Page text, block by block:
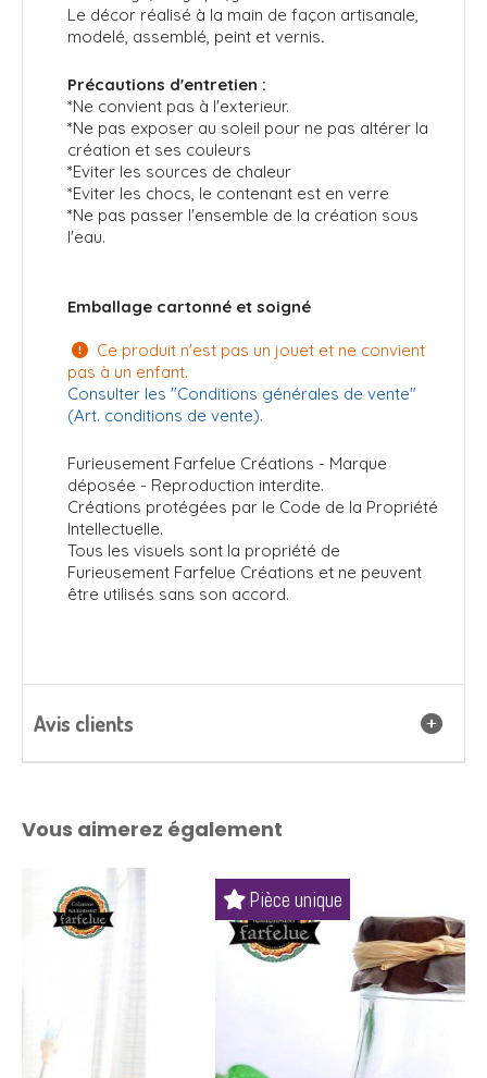
Le décor réalisé à la main de façon artisanale,
modelé, assemblé, peint et vernis.
Précautions d'entretien :
*Ne convient pas à l'exterieur.
*Ne pas exposer au soleil pour ne pas altérer la
création et ses couleurs
*Eviter les sources de chaleur
*Eviter les chocs, le contenant est en verre
*Ne pas passer l'ensemble de la création sous
l'eau.
Emballage cartonné et soigné
 Ce produit n'est pas un jouet et ne convient
pas à un enfant.
Consulter les "Conditions générales de vente"
(Art. conditions de vente).
Furieusement Farfelue Créations - Marque
déposée - Reproduction interdite.
Créations protégées par le Code de la Propriété
Intellectuelle.
Tous les visuels sont la propriété de
Furieusement Farfelue Créations et ne peuvent
être utilisés sans son accord.
Avis clients
Vous aimerez également
Pièce unique